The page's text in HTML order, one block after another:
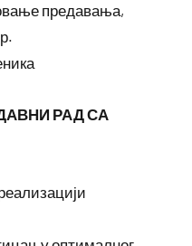
предавања,
РАД СА